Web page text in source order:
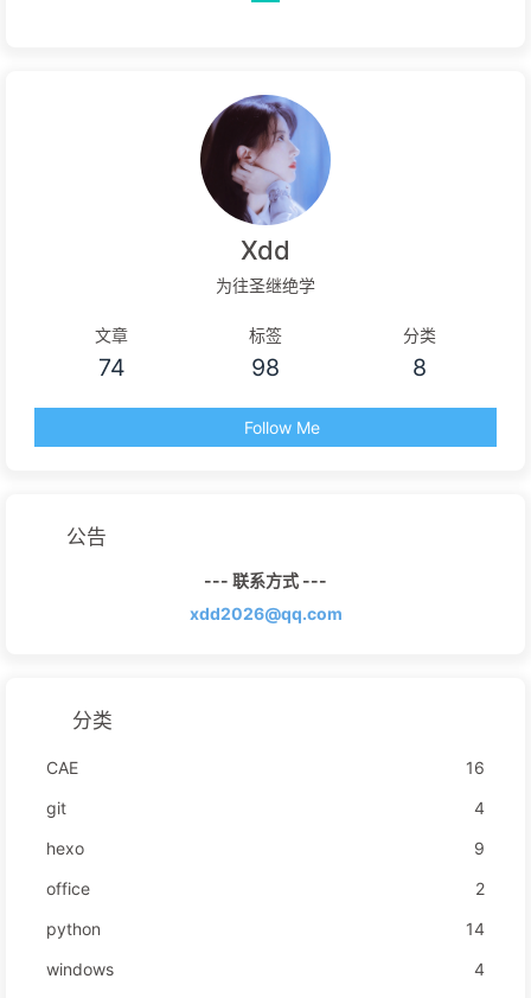
Xdd
为往圣继绝学
文章
74
标签
98
分类
8
Follow Me
公告
--- 联系方式 ---
xdd2026@qq.com
分类
CAE
16
git
4
hexo
9
office
2
python
14
windows
4